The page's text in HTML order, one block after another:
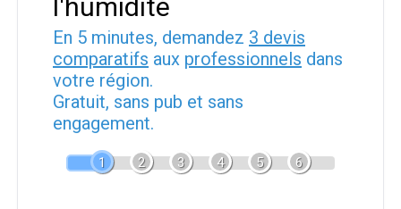
l'humidité
En 5 minutes, demandez 3 devis
comparatifs aux professionnels dans
votre région.
Gratuit, sans pub et sans
engagement.
1 2 3 4 5 6